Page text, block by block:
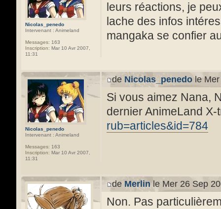
Nicolas_penedo
Intervenant : Animeland
Messages: 163
Inscription: Mar 10 Avr 2007,
11:31
leurs réactions, je
lache des infos
mangaka se confier
Nicolas_penedo
Intervenant : Animeland
Messages: 163
Inscription: Mar 10 Avr 2007,
11:31
de Nicolas_penedo le
Si vous aimez Nana,
dernier AnimeLand
rub=articles&id=784
de Merlinle Mer 26 Sep
Non. Pas